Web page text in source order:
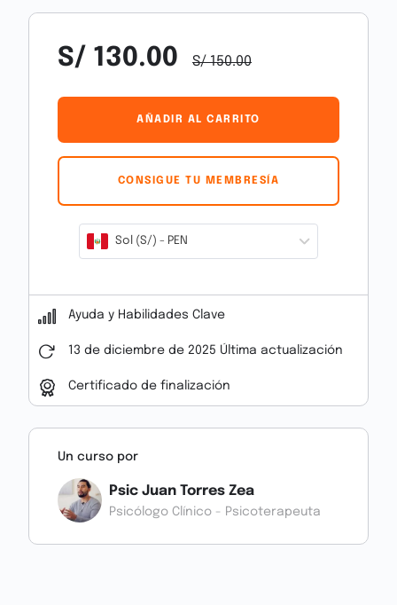
Porque donde hay evidencia, hay dirección.
Y donde hay dirección, florece la escuela.
S/ 130.00 S/150.00
AÑADIR AL CARRITO
CONSIGUE TU MEMBRESÍA
Sol (S/) - PEN
Ayuda y Habilidades Clave
13 de diciembre de 2025 Última actualización
Certificado de finalización
Un curso por
Psic Juan Torres Zea
Psicólogo Clínico - Psicoterapeuta